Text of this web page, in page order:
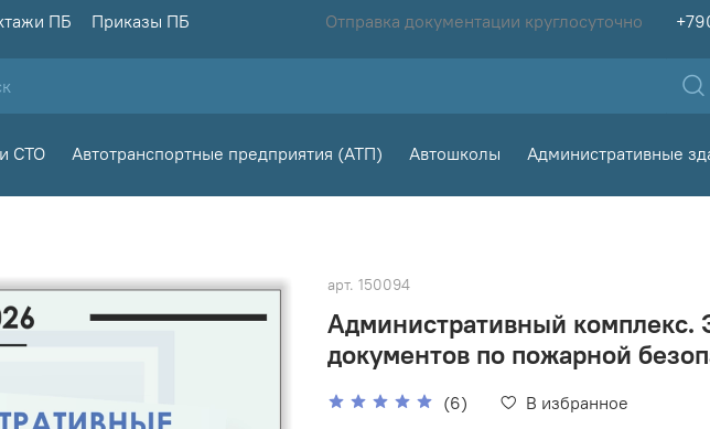
ПБ Приказы ПБ Отправка документации круглосуточно
СТО Автотранспортные предприятия (АТП) Автошколы Административные
арт. 150094
Административный комплекс.
документов по пожарной
(6) В избранное